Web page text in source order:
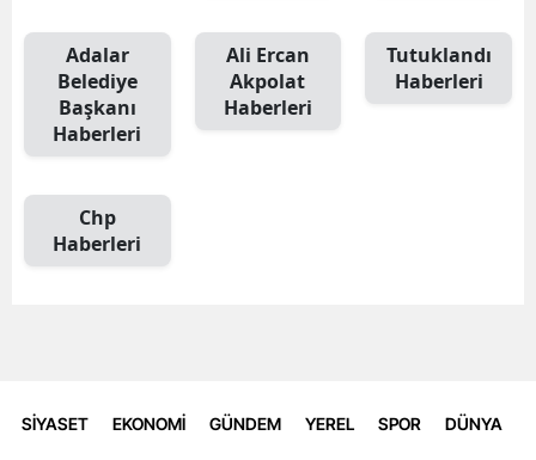
Adalar
Belediye
Başkanı
Haberleri
Ali Ercan
Akpolat
Haberleri
Tutuklandı
Haberleri
Chp
Haberleri
SİYASET EKONOMİ GÜNDEM YEREL SPOR DÜNYA